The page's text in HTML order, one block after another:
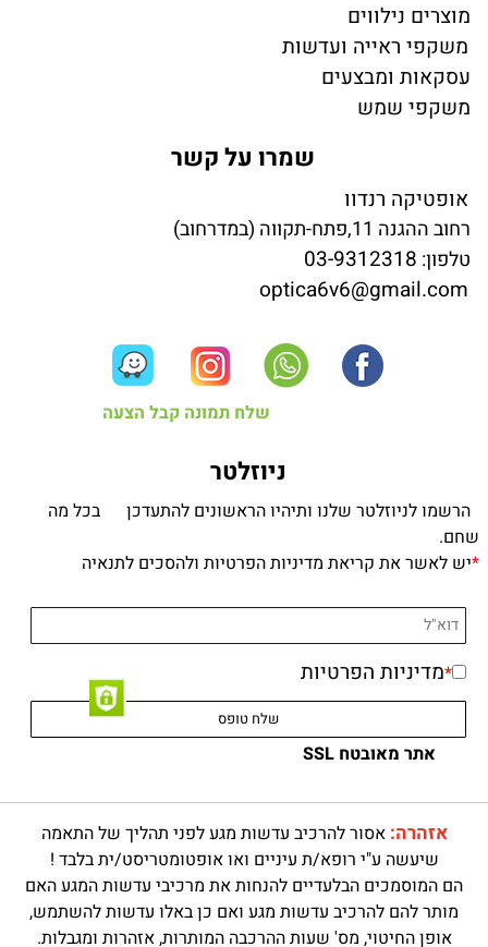
מוצרים נילווים
משקפי ראייה ועדשות
עסקאות ומבצעים
משקפי שמש
שמרו על קשר
אופטיקה רנדוו
רחוב ההגנה 11,פתח-תקווה (במדרחוב)
טלפון: 03-9312318
שלח תמונה קבל הצעה
ניוזלטר
הרשמו לניוזלטר שלנו ותיהיו הראשונים להתעדכן בכל מה
שחם.
*יש לאשר את קריאת מדיניות הפרטיות ולהסכים לתנאיה
*מדיניות הפרטיות
אתר מאובטח SSL
אזהרה: אסור להרכיב עדשות מגע לפני תהליך של התאמה
שיעשה ע"י רופא/ת עיניים ואו אופטומטריסט/ית בלבד !
הם המוסמכים הבלעדיים להנחות את מרכיבי עדשות המגע האם
מותר להם להרכיב עדשות מגע ואם כן באלו עדשות להשתמש,
אופן החיטוי, מס' שעות ההרכבה המותרות, אזהרות ומגבלות.